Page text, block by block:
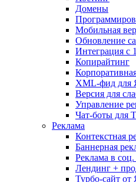
Домены
Мобильная
Обновление
Интеграция с
Копирайтинг
XML-фид для
Версия для
Управление
Чат-боты для
Реклама
Контекстная
Баннерная
Реклама в соц.
Лендинг +
Турбо-сайт от